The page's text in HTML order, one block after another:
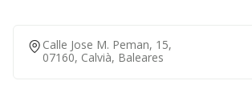
Calle Jose M. Peman, 15,
07160, Calvià, Baleares